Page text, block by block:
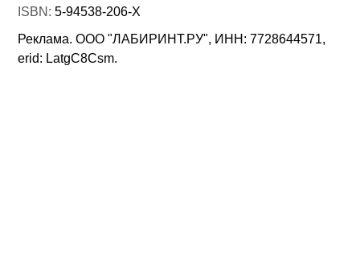
ISBN:5-94538-206-Х
Реклама. ООО "ЛАБИРИНТ.РУ", ИНН: 7728644571,
erid: LatgC8Csm.